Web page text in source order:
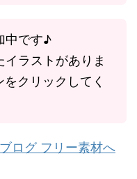
中です♪
ラストがありま
クリックしてく